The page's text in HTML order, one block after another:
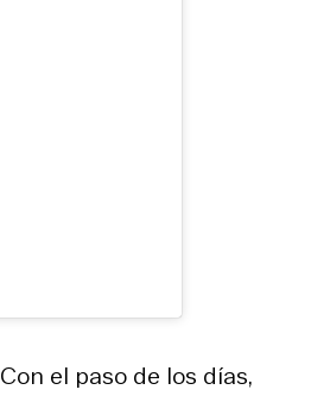
el paso de los días,